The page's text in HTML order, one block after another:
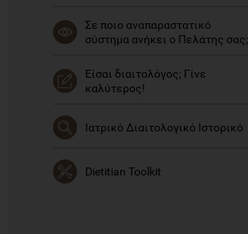
Σε ποιο αναπαραστατικό
σύστημα ανήκει ο Πελάτης σας;
Είσαι διαιτολόγος; Γίνε
καλύτερος!
Ιατρικό Διαιτολογικό Ιστορικό
Dietitian Toolkit